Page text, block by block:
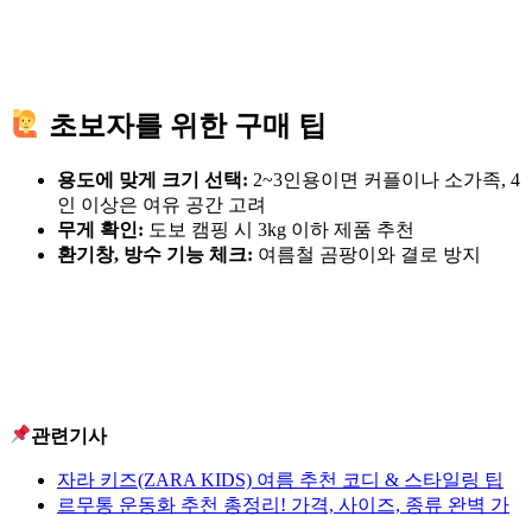
초보자를 위한 구매 팁
용도에 맞게 크기 선택: 2~3인용이면 커플이나 소가족, 4
인 이상은 여유 공간 고려
무게 확인: 도보 캠핑 시 3kg 이하 제품 추천
환기창, 방수 기능 체크: 여름철 곰팡이와 결로 방지
관련기사
자라 키즈(ZARA KIDS) 여름 추천 코디 & 스타일링 팁
르무통 운동화 추천 총정리! 가격, 사이즈, 종류 완벽 가